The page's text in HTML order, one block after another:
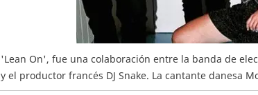
'Lean On', fue una colaboración entre la banda de
y el productor francés DJ Snake. La cantante danesa